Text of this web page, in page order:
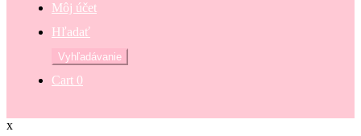
Môj účet
Hľadať
Hľadať:
Vyhľadávanie
Cart 0
x